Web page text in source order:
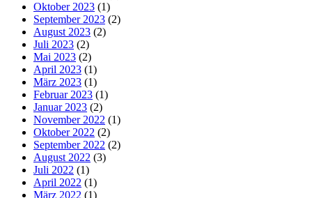
Oktober 2023 (1)
September 2023 (2)
August 2023 (2)
Juli 2023 (2)
Mai 2023 (2)
April 2023 (1)
März 2023 (1)
Februar 2023 (1)
Januar 2023 (2)
November 2022 (1)
Oktober 2022 (2)
September 2022 (2)
August 2022 (3)
Juli 2022 (1)
April 2022 (1)
März 2022 (1)